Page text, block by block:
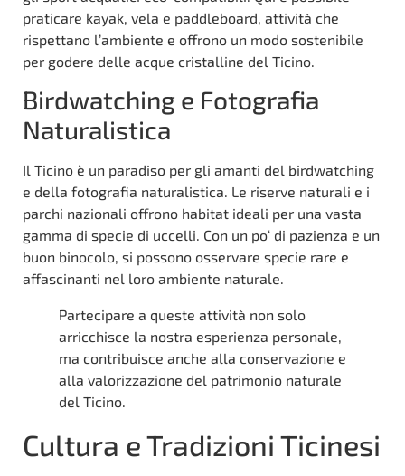
praticare kayak, vela e paddleboard, attività che
rispettano l’ambiente e offrono un modo sostenibile
per godere delle acque cristalline del Ticino.
Birdwatching e Fotografia
Naturalistica
Il Ticino è un paradiso per gli amanti del birdwatching
e della fotografia naturalistica. Le riserve naturali e i
parchi nazionali offrono habitat ideali per una vasta
gamma di specie di uccelli. Con un po‘ di pazienza e un
buon binocolo, si possono osservare specie rare e
affascinanti nel loro ambiente naturale.
Partecipare a queste attività non solo
arricchisce la nostra esperienza personale,
ma contribuisce anche alla conservazione e
alla valorizzazione del patrimonio naturale
del Ticino.
Cultura e Tradizioni Ticinesi